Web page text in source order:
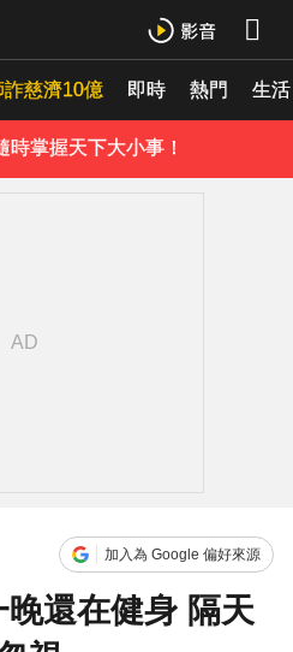
詐慈濟10億 即時 熱門 生活
時掌握天下大小事！
《理財達人秀》X 安聯投信免費講座報名中！搶先卡位 2027
時掌握天下大小事！
加入為 Google 偏好來源
還在健身 隔天